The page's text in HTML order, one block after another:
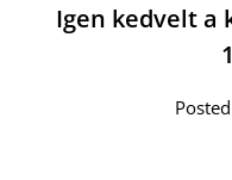
Igen kedvelt a